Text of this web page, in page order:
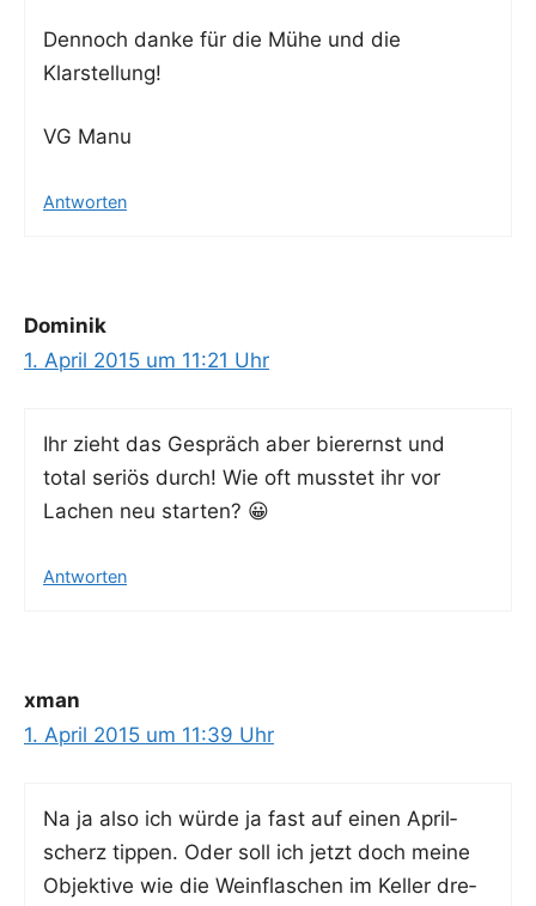
Den­noch dan­ke für die Mühe und die
Klarstellung!
VG Manu
Antworten
Dominik
1. April 2015 um 11:21 Uhr
Ihr zieht das Gespräch aber bier­ernst und
total seri­ös durch! Wie oft muss­tet ihr vor
Lachen neu starten? 😀
Antworten
xman
1. April 2015 um 11:39 Uhr
Na ja also ich wür­de ja fast auf einen April­
scherz tip­pen. Oder soll ich jetzt doch mei­ne
Objek­ti­ve wie die Wein­fla­schen im Kel­ler dre­